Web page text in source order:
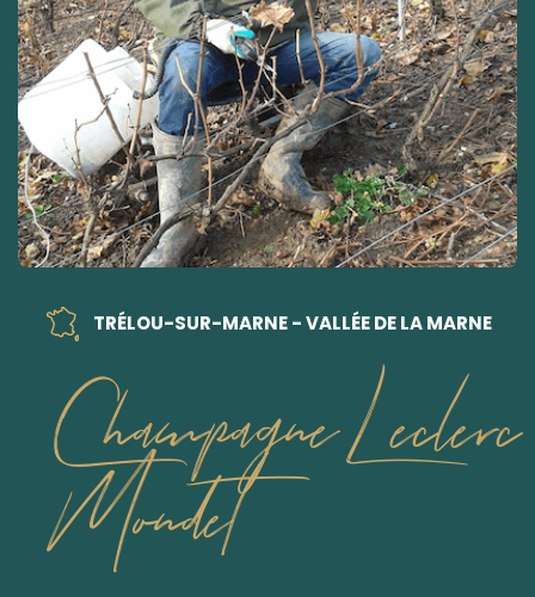
TRÉLOU-SUR-MARNE - VALLÉE DE LA MARNE
Champagne Leclerc
Mondet